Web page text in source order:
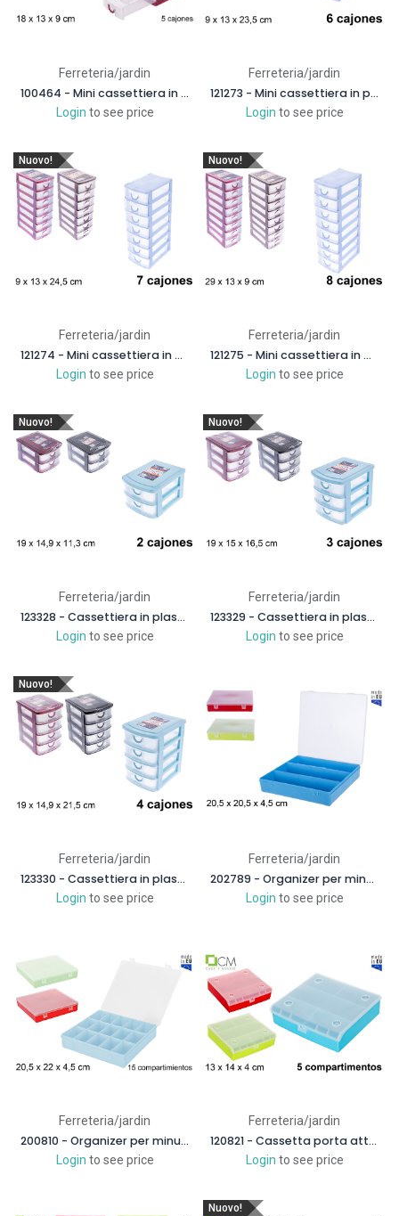
Ferreteria/jardin
100464 - Mini cassettiera in plastica 5 cassetti
Login to see price
Ferreteria/jardin
121273 - Mini cassettiera in plastica 6 cassetti
Login to see price
Nuovo!
Ferreteria/jardin
121274 - Mini cassettiera in plastica 7 cassetti
Login to see price
Nuovo!
Ferreteria/jardin
121275 - Mini cassettiera in plastica 8 cassetti
Login to see price
Nuovo!
Ferreteria/jardin
123328 - Cassettiera in plastica con 2 cassetti, 19x14,9x11,3cm
Login to see price
Nuovo!
Ferreteria/jardin
123329 - Cassettiera in plastica con 3 cassetti, 19x15x16.5cm
Login to see price
Nuovo!
Ferreteria/jardin
123330 - Cassettiera in plastica con 4 cassetti, 19x14.9x21.5cm
Login to see price
Ferreteria/jardin
202789 - Organizer per minuteria in plastica 3 scomparti colori assortiti
Login to see price
Ferreteria/jardin
200810 - Organizer per minuteria in plastica 15 scomparti colori assortiti
Login to see price
Ferreteria/jardin
120821 - Cassetta porta attrezzi in plastica 5 scomparti colori assortiti
Login to see price
Nuovo!